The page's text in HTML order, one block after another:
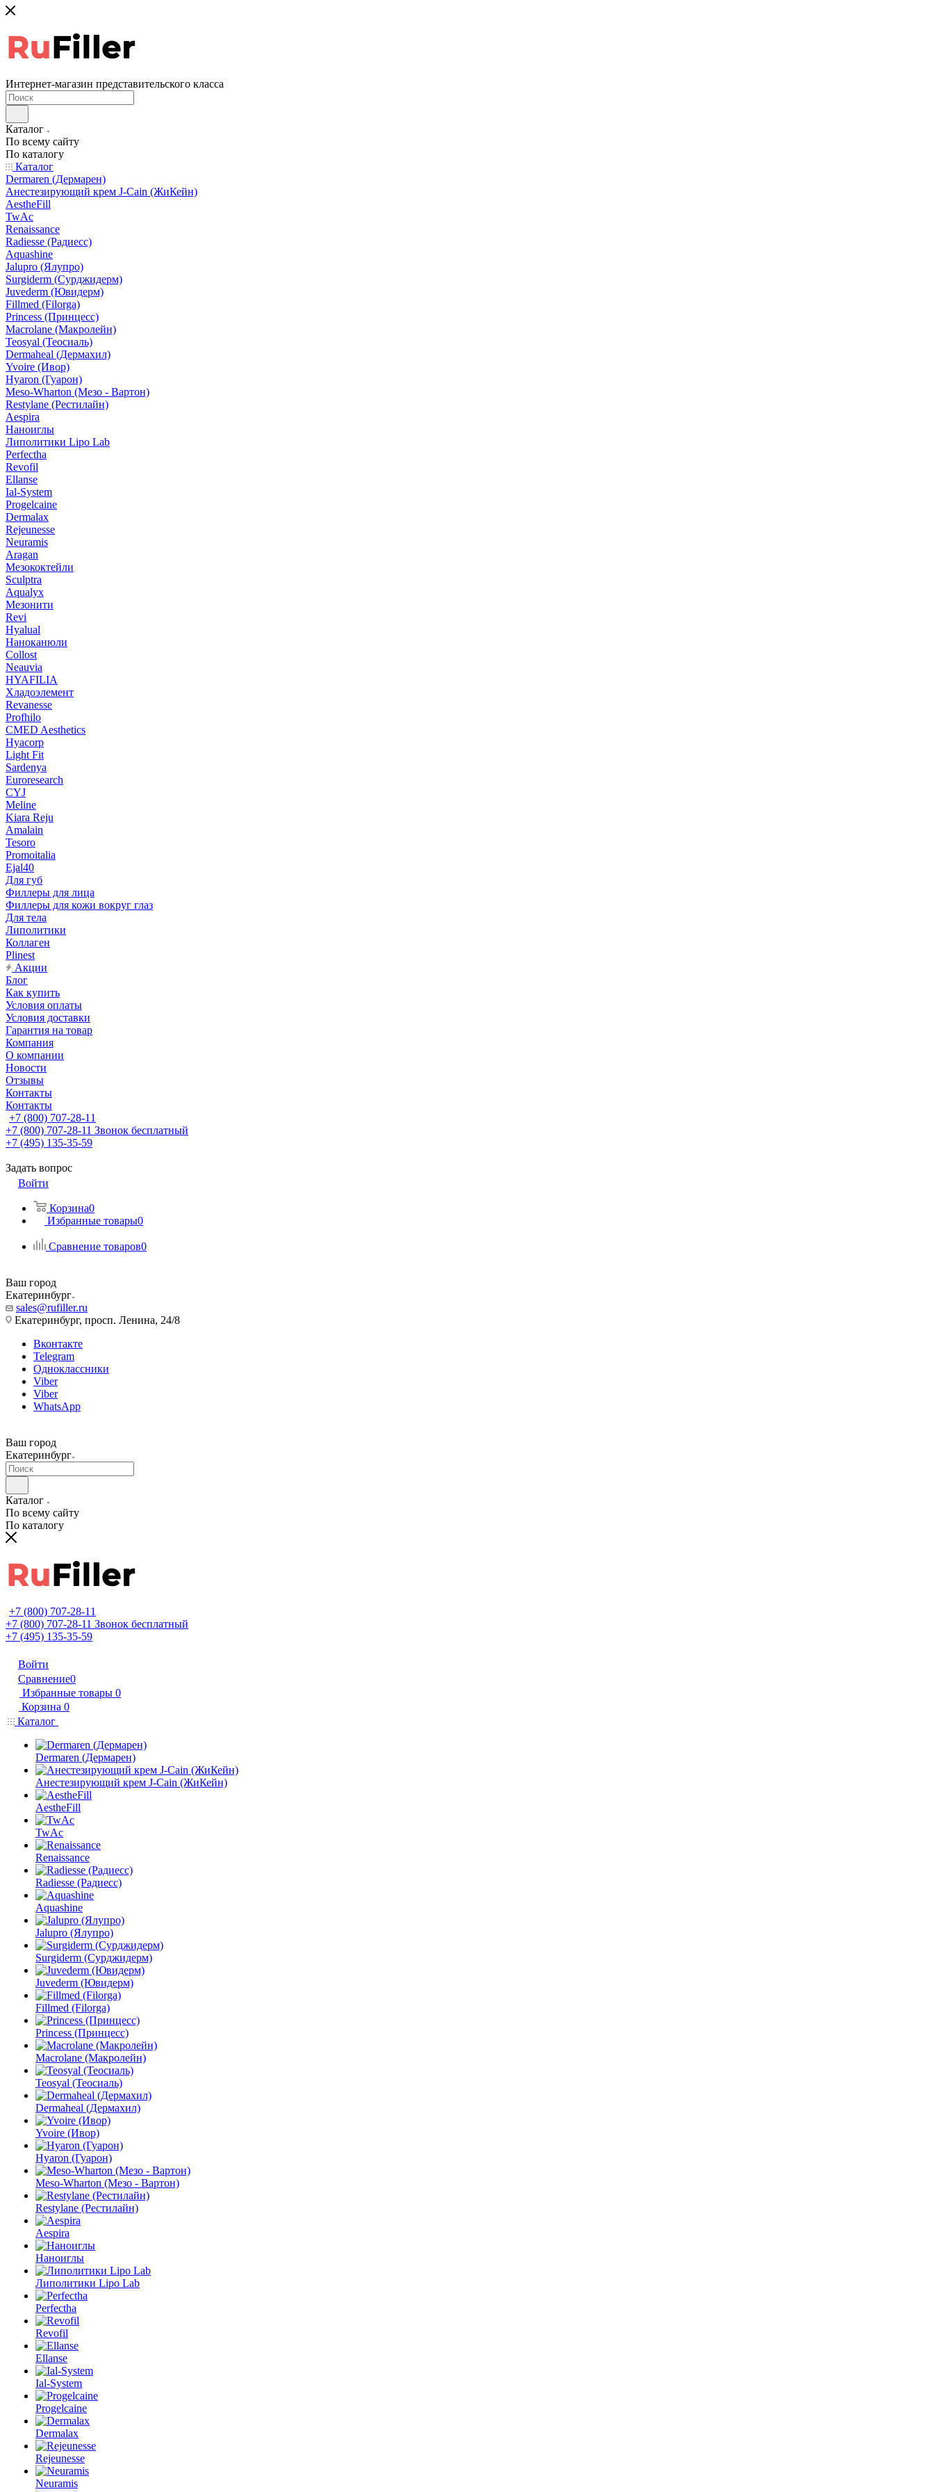
Интернет-магазин представительского класса
Каталог
По всему сайту
По каталогу
Каталог
Dermaren (Дермарен)
Анестезирующий крем J-Cain (ЖиКейн)
AestheFill
TwAc
Renaissance
Radiesse (Радиесс)
Aquashine
Jalupro (Ялупро)
Surgiderm (Сурджидерм)
Juvederm (Ювидерм)
Fillmed (Filorga)
Princess (Принцесс)
Macrolane (Макролейн)
Teosyal (Теосиаль)
Dermaheal (Дермахил)
Yvoire (Ивор)
Hyaron (Гуарон)
Meso-Wharton (Мезо - Вартон)
Restylane (Рестилайн)
Aespira
Наноиглы
Липолитики Lipo Lab
Perfectha
Revofil
Ellanse
Ial-System
Progelcaine
Dermalax
Rejeunesse
Neuramis
Aragan
Мезококтейли
Sculptra
Aqualyx
Мезонити
Revi
Hyalual
Наноканюли
Collost
Neauvia
HYAFILIA
Хладоэлемент
Revanesse
Profhilo
CMED Aesthetics
Hyacorp
Light Fit
Sardenya
Euroresearch
CYJ
Meline
Kiara Reju
Amalain
Tesoro
Promoitalia
Ejal40
Для губ
Филлеры для лица
Филлеры для кожи вокруг глаз
Для тела
Липолитики
Коллаген
Plinest
Акции
Блог
Как купить
Условия оплаты
Условия доставки
Гарантия на товар
Компания
О компании
Новости
Отзывы
Контакты
Контакты
+7 (800) 707-28-11
+7 (800) 707-28-11 Звонок бесплатный
+7 (495) 135-35-59
Задать вопрос
Войти
Корзина0
Избранные товары0
Сравнение товаров0
Ваш город
Екатеринбург
sales@rufiller.ru
Екатеринбург, просп. Ленина, 24/8
Вконтакте
Telegram
Одноклассники
Viber
Viber
WhatsApp
Ваш город
Екатеринбург
Каталог
По всему сайту
По каталогу
+7 (800) 707-28-11
+7 (800) 707-28-11 Звонок бесплатный
+7 (495) 135-35-59
Войти
Сравнение0
Избранные товары 0
Корзина 0
Каталог
Dermaren (Дермарен)
Анестезирующий крем J-Cain (ЖиКейн)
AestheFill
TwAc
Renaissance
Radiesse (Радиесс)
Aquashine
Jalupro (Ялупро)
Surgiderm (Сурджидерм)
Juvederm (Ювидерм)
Fillmed (Filorga)
Princess (Принцесс)
Macrolane (Макролейн)
Teosyal (Теосиаль)
Dermaheal (Дермахил)
Yvoire (Ивор)
Hyaron (Гуарон)
Meso-Wharton (Мезо - Вартон)
Restylane (Рестилайн)
Aespira
Наноиглы
Липолитики Lipo Lab
Perfectha
Revofil
Ellanse
Ial-System
Progelcaine
Dermalax
Rejeunesse
Neuramis